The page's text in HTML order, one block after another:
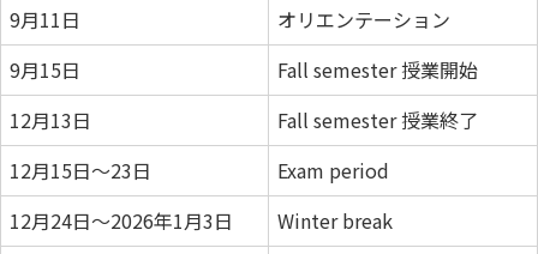
9月11日
オリエンテーション
9月15日
Fall semester 授業開始
12月13日
Fall semester 授業終了
12月15日～23日
Exam period
12月24日～2026年1月3日
Winter break